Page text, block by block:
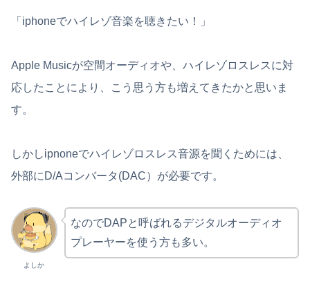
「iphoneでハイレゾ音楽を聴きたい！」
Apple Musicが空間オーディオや、ハイレゾロスレスに対
応したことにより、こう思う方も増えてきたかと思いま
す。
しかしipnoneでハイレゾロスレス音源を聞くためには、
外部にD/Aコンバータ(DAC）が必要です。
よしか
なのでDAPと呼ばれるデジタルオーディオ
プレーヤーを使う方も多い。